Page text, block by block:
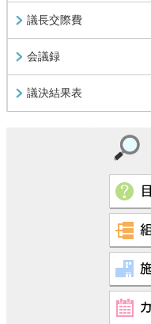
議長交際費
会議録
議決結果表